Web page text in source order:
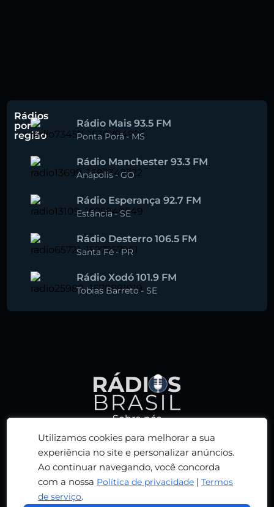
Utilizamos cookies para melhorar a sua
experiência no site e personalizar anúncios.
Ao continuar navegando, você concorda
com a nossa Política de privacidade |Termos
de serviço.
Rádios
por
região
Rádio Mais 93.5 FM
Ponta Porã-MS
Rádio Manchester 93.3 FM
Anápolis-GO
Rádio Esperança 92.7 FM
Estância-SE
Rádio Desterro 106.5 FM
Santa Fé-PR
Rádio Xodó 101.9 FM
Tobias Barreto- SE
Sobre nós
Política de privacidade
Termos de serviço
Adicionar rádio
Contato
© 2026 RÁDIOS BRASIL. TODOS OS DIREITOS